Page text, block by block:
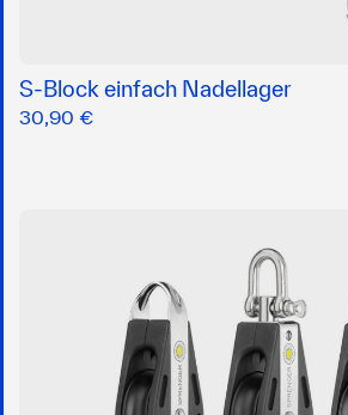
S-Block einfach Nadellager
30,90 €